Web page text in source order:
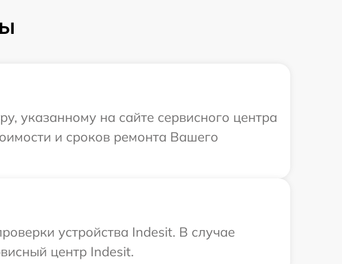
указанному на сайте сервисного центра
и сроков ремонта Вашего
устройства Indesit. В случае
центр Indesit.